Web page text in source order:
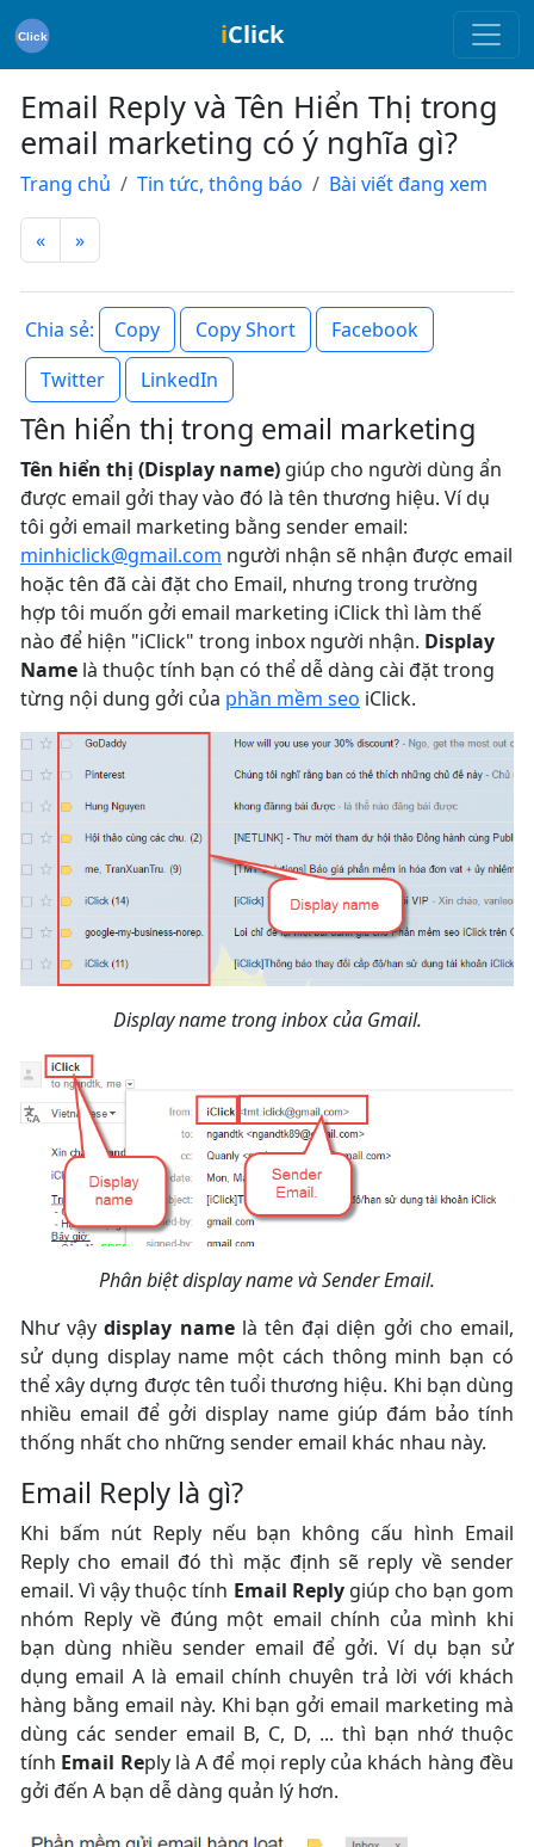
iClick
Email Reply và Tên Hiển Thị trong
email marketing có ý nghĩa gì?
Trang chủ Tin tức, thông báo Bài viết đang xem
« »
Chia sẻ: Copy Copy Short
Facebook
Twitter
LinkedIn
Tên hiển thị trong email marketing
Tên hiển thị (Display name) giúp cho người dùng ẩn
được email gởi thay vào đó là tên thương hiệu. Ví dụ
tôi gởi email marketing bằng sender email:
minhiclick@gmail.com người nhận sẽ nhận được email
hoặc tên đã cài đặt cho Email, nhưng trong trường
hợp tôi muốn gởi email marketing iClick thì làm thế
nào để hiện "iClick" trong inbox người nhận. Display
Name là thuộc tính bạn có thể dễ dàng cài đặt trong
từng nội dung gởi của phần mềm seo iClick.
Display name trong inbox của Gmail.
Phân biệt display name và Sender Email.
Như vậydisplay namelà tên đại diện gởi cho email,
sử dụng display name một cách thông minh bạn có
thể xây dựng được tên tuổi thương hiệu. Khi bạn dùng
nhiều email để gởi display name giúp đám bảo tính
thống nhất cho những sender email khác nhau này.
Email Reply là gì?
Khi bấm nút Reply nếu bạn không cấu hình Email
Reply cho email đó thì mặc định sẽ reply về sender
email. Vì vậy thuộc tính Email Replygiúp cho bạn gom
nhóm Reply về đúng một email chính của mình khi
bạn dùng nhiều sender email để gởi. Ví dụ bạn sử
dụng email A là email chính chuyên trả lời với khách
hàng bằng email này. Khi bạn gởi email marketing mà
dùng các sender email B, C, D, ... thì bạn nhớ thuộc
tính Email Reply là A để mọi reply của khách hàng đều
gởi đến A bạn dễ dàng quản lý hơn.